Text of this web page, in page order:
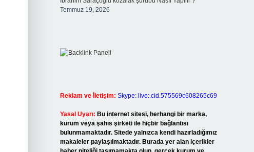
Temmuz 19, 2026
Reklam ve İletişim: Skype: live:.cid.575569c608265c69
Yasal Uyarı: Bu internet sitesi, herhangi bir marka,
kurum veya şahıs şirketi ile hiçbir bağlantısı
bulunmamaktadır. Sitede yalnızca kendi hazırladığımız
makaleler paylaşılmaktadır. Burada yer alan içerikler